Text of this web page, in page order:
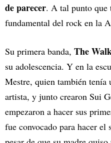
de parecer. A tal punto que
fundamental del rock en la
Su primera banda, The
su adolescencia. Y en la
Mestre, quien también tenía
artista, y junto crearon Sui
empezaron a hacer sus
fue convocado para hacer